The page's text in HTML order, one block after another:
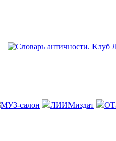
МУЗ-салон ЛИИМиздат